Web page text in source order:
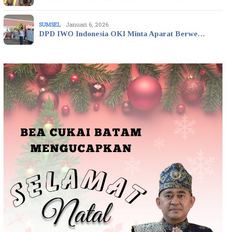
SUMSEL Januari 6, 2026
DPD IWO Indonesia OKI Minta Aparat Berwe…